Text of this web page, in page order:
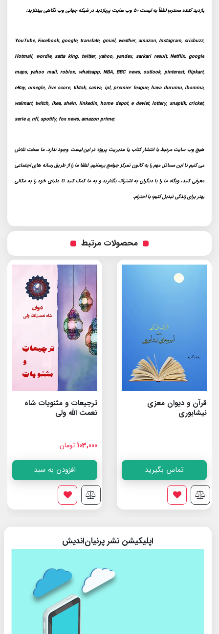
بازدید کننده محترم؛ لطفاً به لیست 50 وب سایت پربازدید در شبکه جهانی وب نگاهی بیندازید:
YouTube, Facebook, google, translate, gmail, weather, amazon, Instagram, cricbuzz,
Hotmail, wordle, satta king, twitter, yahoo, yandex, sarkari result, Netflix, google
maps, yahoo mail, roblox, whatsapp, NBA, BBC news, outlook, pinterest, flipkart,
eBay, omegle, live score, tiktok, canva, ipl, premier league, hava durumu, ibomma,
walmart, twitch, ikea, shein, linkedin, home depot, e devlet, lottery, snaptik, cricket,
serie a, nfl, spotify, fox news, amazon prime;
هیچ وب سایت مرتبط با انتشار کتاب یا مدیریت پروژه در این لیست وجود ندارد. ما سخت تلاش
می کنیم تا این مسائل مهم را به کانون تمرکز جوامع برسانیم. لطفا ما را از طریق رسانه های اجتماعی
معرفی کنید، وبگاه ما را با دیگران به اشتراک بگذارید و به ما کمک کنید تا دنیای خود را به مکانی
بهتر برای زندگی تبدیل کنیم؛ با احترام.
محصولات مرتبط
قرآن و دیوان معزی
نیشابوری
تماس بگیرید
ترجیعات و مثنویات شاه
نعمت الله ولى
103,000 تومان
افزودن به سبد
اپلیکیشن نشر پرنیان‌اندیش